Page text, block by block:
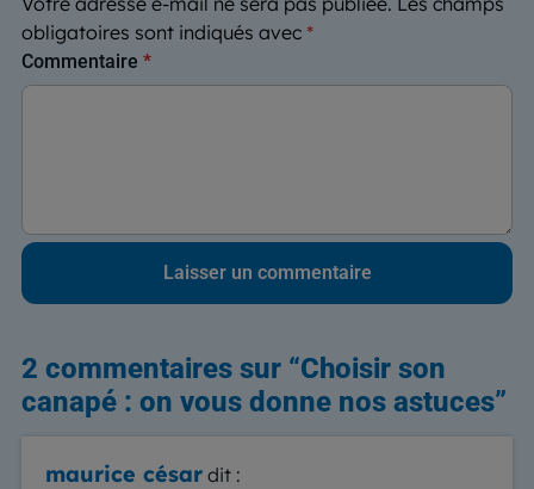
obligatoires sont indiqués avec *
Commentaire *
2 commentaires sur “Choisir son
canapé : on vous donne nos astuces”
maurice césar dit :